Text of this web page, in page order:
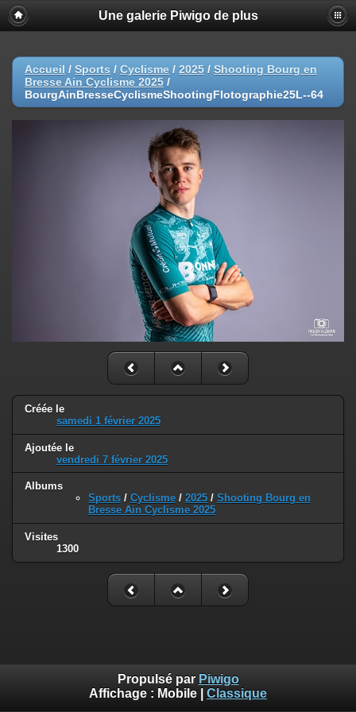
Une galerie Piwigo de plus
Accueil / Sports / Cyclisme / 2025 / Shooting Bourg en
Bresse Ain Cyclisme 2025 /
BourgAinBresseCyclismeShootingFlotographie25L--64
Créée le
samedi 1 février 2025
Ajoutée le
vendredi 7 février 2025
Albums
Sports / Cyclisme / 2025 / Shooting Bourg en
Bresse Ain Cyclisme 2025
Visites
1300
Propulsé par Piwigo
Affichage : Mobile Classique